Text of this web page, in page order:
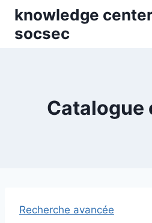
Skip
content
knowledge
socsec
Catalogue
Recherche avancée